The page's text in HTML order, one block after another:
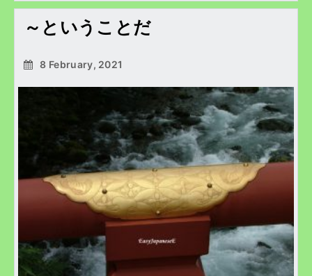
～ということだ
8 February, 2021